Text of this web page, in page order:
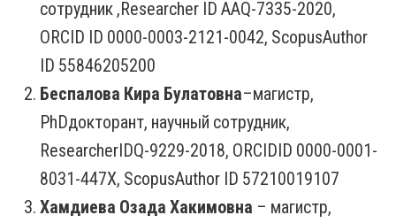
сотрудник ,Researcher ID AAQ-7335-2020,
ORCID ID 0000-0003-2121-0042, ScopusAuthor
ID 55846205200
Беспалова Кира Булатовна–магистр,
PhDдокторант, научный сотрудник,
ResearcherIDQ-9229-2018, ORCIDID 0000-0001-
8031-447X, ScopusAuthor ID 57210019107
Хамдиева Озада Хакимовна – магистр,